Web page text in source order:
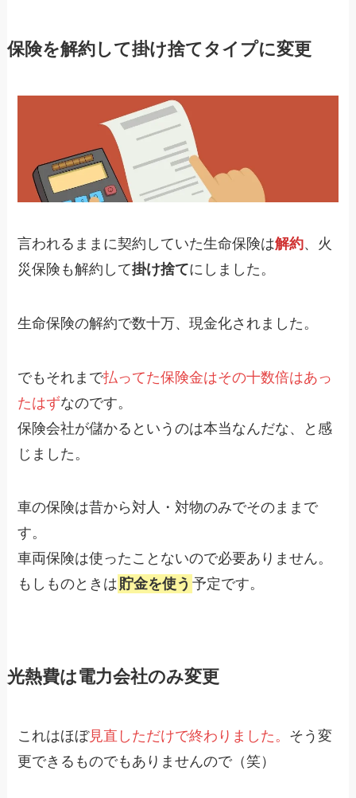
保険を解約して掛け捨てタイプに変更
言われるままに契約していた生命保険は解約、火
災保険も解約して掛け捨てにしました。
生命保険の解約で数十万、現金化されました。
でもそれまで払ってた保険金はその十数倍はあっ
たはずなのです。
保険会社が儲かるというのは本当なんだな、と感
じました。
車の保険は昔から対人・対物のみでそのままで
す。
車両保険は使ったことないので必要ありません。
もしものときは 貯金を使う 予定です。
光熱費は電力会社のみ変更
これはほぼ見直しただけで終わりました。 そう変
更できるものでもありませんので（笑）